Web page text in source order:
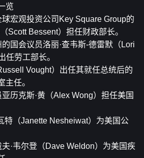
览
宏观投资公司Key Square Group的
Scott Bessent）担任财政部长。
国会议员洛丽·查韦斯-德雷默（Lori
任劳工部长。
Vought）出任其就任总统后的
主任。
历克斯·黄（Alex Wong）担任美国
特（Janette Nesheiwat）为美国公
·韦尔登（Dave Weldon）为美国疾